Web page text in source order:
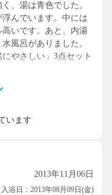
、湯は青色でした。
んでいます。中には
いです。あと、内湯
風呂がありました。
やさしい」3点セット
す。檜風呂だけ、ゴ
ていたのが残念。あ
浴槽も40℃ほどのぬる
。消毒臭は控え目で
いものの、それなり
わり湯の質が高くて
かなかいい湯使いです
います
2013年11月06日
入浴日：2013年08月09日(金)